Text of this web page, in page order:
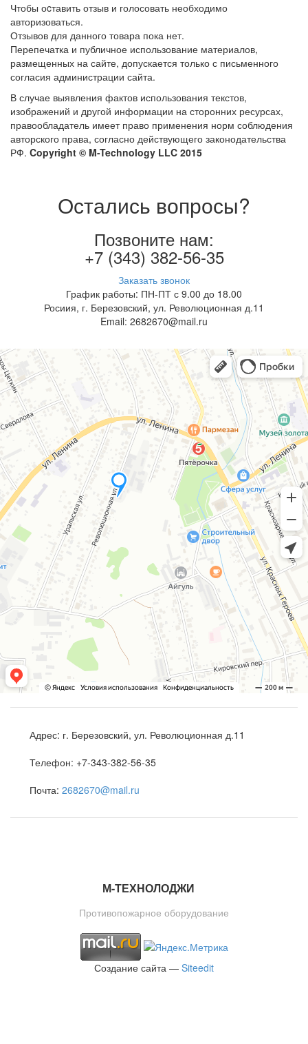
Чтобы оcтавить отзыв и голосовать необходимо
авторизоваться.
Отзывов для данного товара пока нет.
Перепечатка и публичное использование материалов,
размещенных на сайте, допускается только с письменного
согласия администрации сайта.
В случае выявления фактов использования текстов,
изображений и другой информации на сторонних ресурсах,
правообладатель имеет право применения норм соблюдения
авторского права, согласно действующего законодательства
РФ. Copyright © M-Technology LLC 2015
Остались вопросы?
Позвоните нам:
+7 (343) 382-56-35
Заказать звонок
График работы: ПН-ПТ с 9.00 до 18.00
Росиия, г. Березовский, ул. Революционная д.11
Email: 2682670@mail.ru
Адрес: г. Березовский, ул. Революционная д.11
Телефон: +7-343-382-56-35
Почта: 2682670@mail.ru
М-ТЕХНОЛОДЖИ
Противопожарное оборудование
Создание сайта — Siteedit